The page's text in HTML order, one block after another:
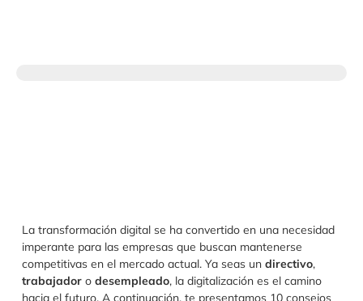
La transformación digital se ha convertido en una necesidad
imperante para las empresas que buscan mantenerse
competitivas en el mercado actual. Ya seas un directivo,
trabajadoro desempleado, la digitalización es el camino
hacia el futuro. A continuación, te presentamos 10 consejos